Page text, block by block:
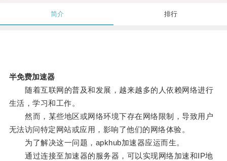
简介 排行
半免费加速器
随着互联网的普及和发展，越来越多的人依赖网络进行
生活，学习和工作。
然而，某些地区或网络环境下存在网络限制，导致用户
无法访问特定网站或应用，影响了他们的网络体验。
为了解决这一问题，apkhub加速器应运而生。
通过连接至加速器的服务器，可以实现网络加速和IP地